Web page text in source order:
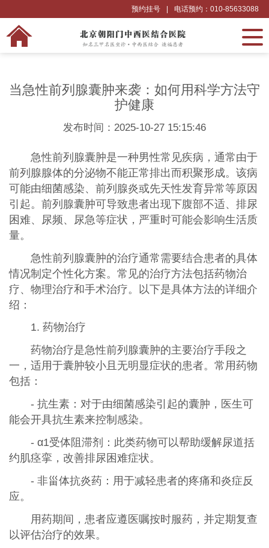
电话预约：010-85633088
预约挂号
当急性前列腺囊肿来袭：如何用科学方法守
护健康
发布时间：2025-10-27 15:15:46
急性前列腺囊肿是一种男性常见疾病，通常由于
前列腺腺体的分泌物不能正常排出而积聚形成。该病
可能由细菌感染、前列腺炎或先天性发育异常等原因
引起。前列腺囊肿可导致患者出现下腹部不适、排尿
困难、尿频、尿急等症状，严重时可能会影响生活质
量。
急性前列腺囊肿的治疗通常需要结合患者的具体
情况制定个性化方案。常见的治疗方法包括药物治
疗、物理治疗和手术治疗。以下是具体方法的详细介
绍：
1. 药物治疗
药物治疗是急性前列腺囊肿的主要治疗手段之
一，适用于囊肿较小且无明显症状的患者。常用药物
包括：
- 抗生素：对于由细菌感染引起的囊肿，医生可
能会开具抗生素来控制感染。
- α1受体阻滞剂：此类药物可以帮助缓解尿道括
约肌痉挛，改善排尿困难症状。
- 非甾体抗炎药：用于减轻患者的疼痛和炎症反
应。
用药期间，患者应遵医嘱按时服药，并定期复查
以评估治疗的效果。